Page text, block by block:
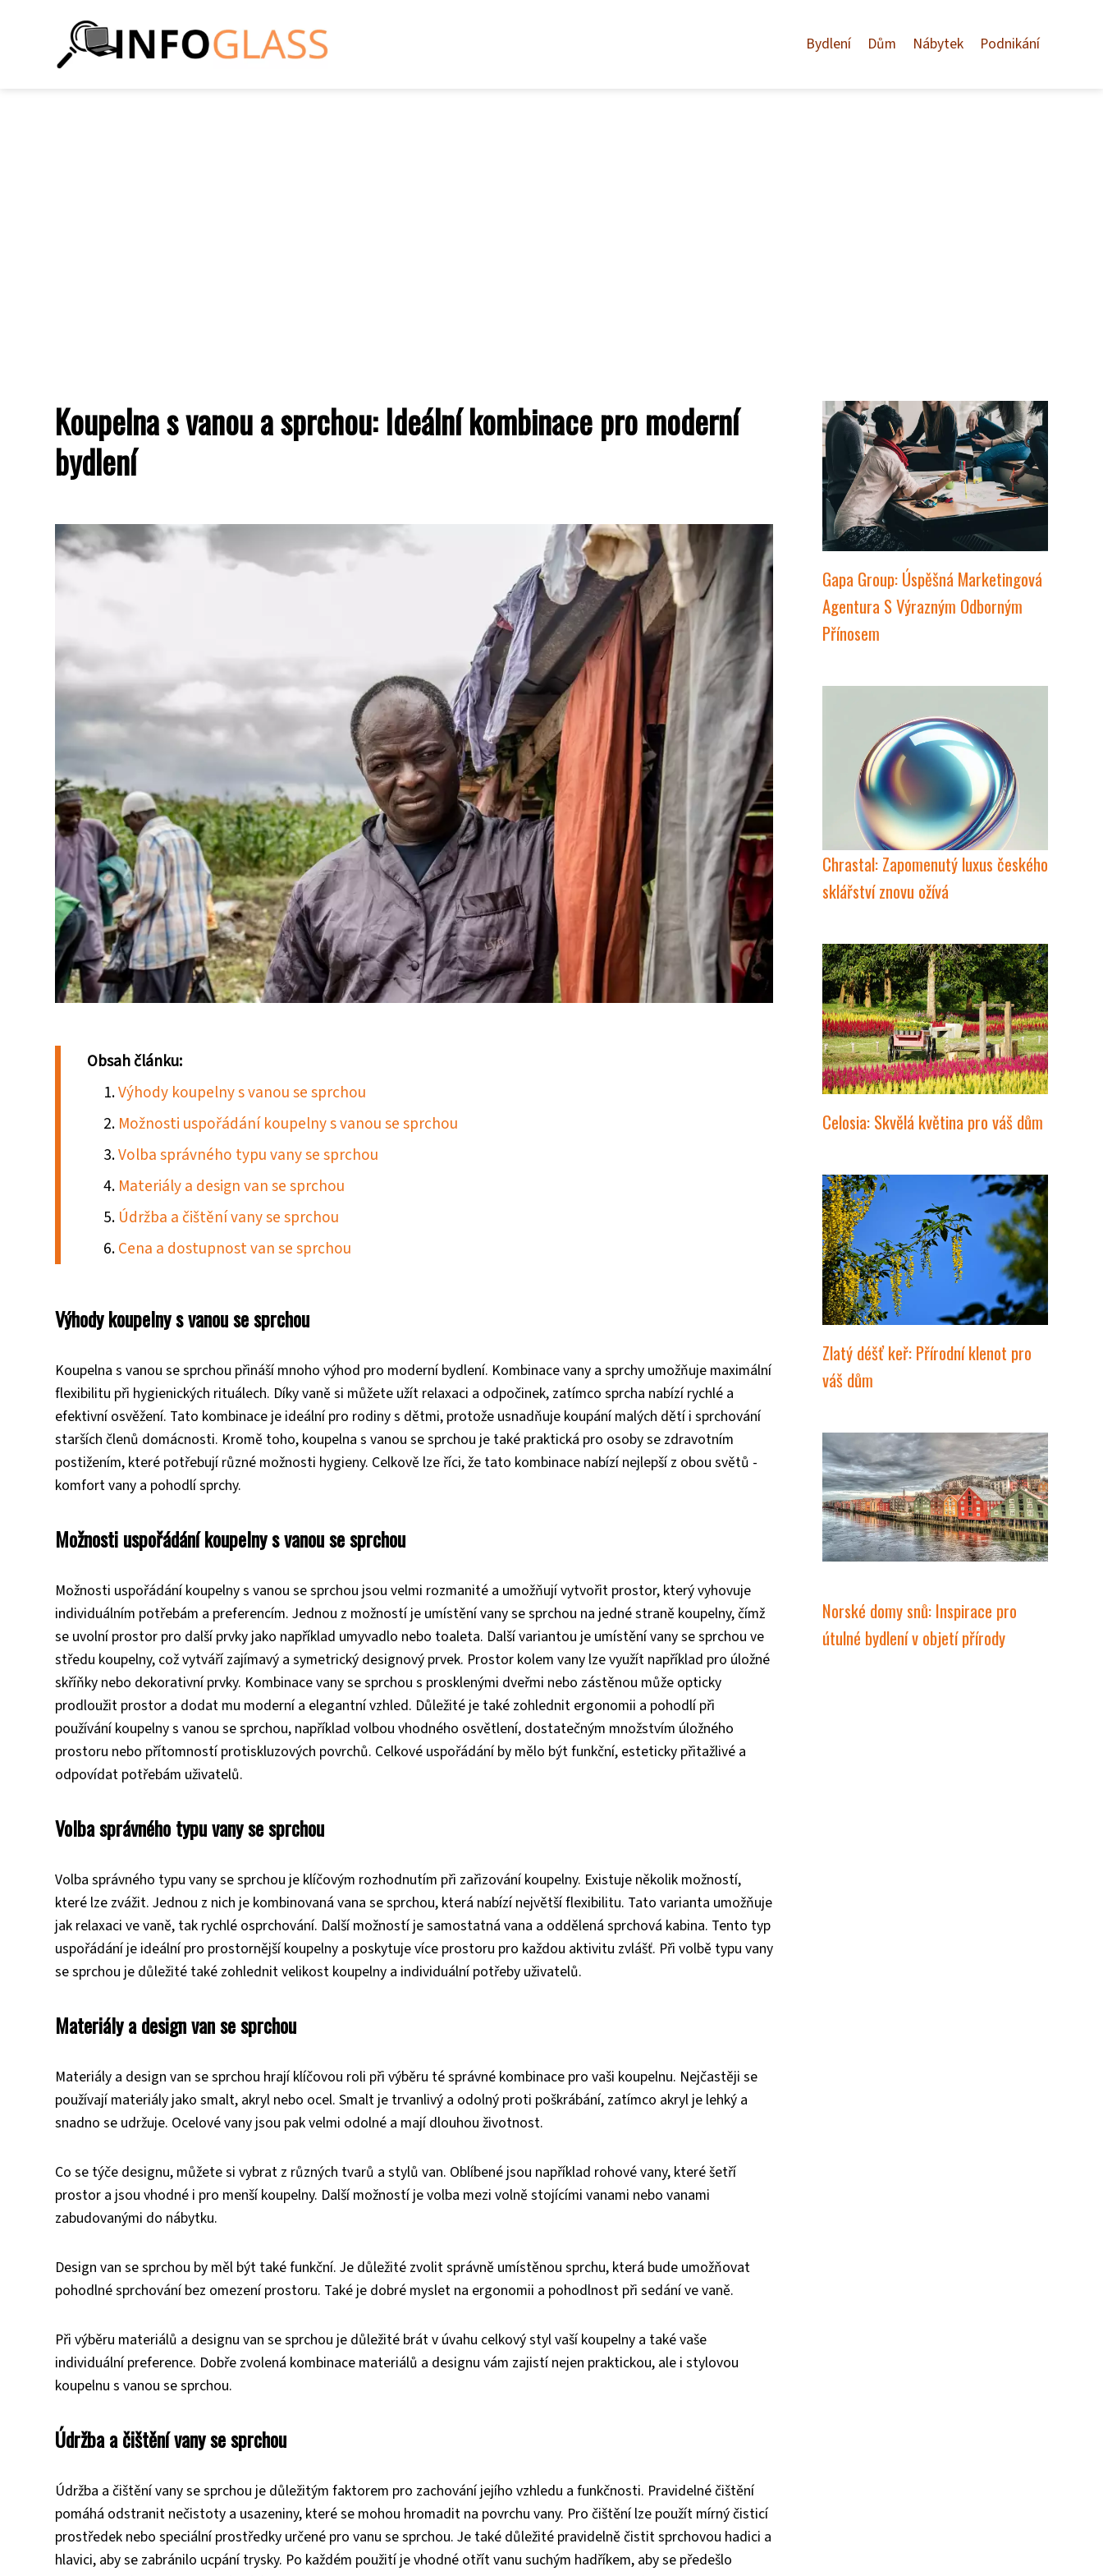
Bydlení Dům Nábytek Podnikání
Koupelna s vanou a sprchou: Ideální kombinace pro moderní
bydlení
Obsah článku:
Výhody koupelny s vanou se sprchou
Možnosti uspořádání koupelny s vanou se sprchou
Volba správného typu vany se sprchou
Materiály a design van se sprchou
Údržba a čištění vany se sprchou
Cena a dostupnost van se sprchou
Výhody koupelny s vanou se sprchou
Koupelna s vanou se sprchou přináší mnoho výhod pro moderní bydlení. Kombinace vany a sprchy umožňuje maximální
flexibilitu při hygienických rituálech. Díky vaně si můžete užít relaxaci a odpočinek, zatímco sprcha nabízí rychlé a
efektivní osvěžení. Tato kombinace je ideální pro rodiny s dětmi, protože usnadňuje koupání malých dětí i sprchování
starších členů domácnosti. Kromě toho, koupelna s vanou se sprchou je také praktická pro osoby se zdravotním
postižením, které potřebují různé možnosti hygieny. Celkově lze říci, že tato kombinace nabízí nejlepší z obou světů -
komfort vany a pohodlí sprchy.
Možnosti uspořádání koupelny s vanou se sprchou
Možnosti uspořádání koupelny s vanou se sprchou jsou velmi rozmanité a umožňují vytvořit prostor, který vyhovuje
individuálním potřebám a preferencím. Jednou z možností je umístění vany se sprchou na jedné straně koupelny, čímž
se uvolní prostor pro další prvky jako například umyvadlo nebo toaleta. Další variantou je umístění vany se sprchou ve
středu koupelny, což vytváří zajímavý a symetrický designový prvek. Prostor kolem vany lze využít například pro úložné
skříňky nebo dekorativní prvky. Kombinace vany se sprchou s prosklenými dveřmi nebo zástěnou může opticky
prodloužit prostor a dodat mu moderní a elegantní vzhled. Důležité je také zohlednit ergonomii a pohodlí při
používání koupelny s vanou se sprchou, například volbou vhodného osvětlení, dostatečným množstvím úložného
prostoru nebo přítomností protiskluzových povrchů. Celkové uspořádání by mělo být funkční, esteticky přitažlivé a
odpovídat potřebám uživatelů.
Volba správného typu vany se sprchou
Volba správného typu vany se sprchou je klíčovým rozhodnutím při zařizování koupelny. Existuje několik možností,
které lze zvážit. Jednou z nich je kombinovaná vana se sprchou, která nabízí největší flexibilitu. Tato varianta umožňuje
jak relaxaci ve vaně, tak rychlé osprchování. Další možností je samostatná vana a oddělená sprchová kabina. Tento typ
uspořádání je ideální pro prostornější koupelny a poskytuje více prostoru pro každou aktivitu zvlášť. Při volbě typu vany
se sprchou je důležité také zohlednit velikost koupelny a individuální potřeby uživatelů.
Materiály a design van se sprchou
Materiály a design van se sprchou hrají klíčovou roli při výběru té správné kombinace pro vaši koupelnu. Nejčastěji se
používají materiály jako smalt, akryl nebo ocel. Smalt je trvanlivý a odolný proti poškrábání, zatímco akryl je lehký a
snadno se udržuje. Ocelové vany jsou pak velmi odolné a mají dlouhou životnost.
Co se týče designu, můžete si vybrat z různých tvarů a stylů van. Oblíbené jsou například rohové vany, které šetří
prostor a jsou vhodné i pro menší koupelny. Další možností je volba mezi volně stojícími vanami nebo vanami
zabudovanými do nábytku.
Design van se sprchou by měl být také funkční. Je důležité zvolit správně umístěnou sprchu, která bude umožňovat
pohodlné sprchování bez omezení prostoru. Také je dobré myslet na ergonomii a pohodlnost při sedání ve vaně.
Při výběru materiálů a designu van se sprchou je důležité brát v úvahu celkový styl vaší koupelny a také vaše
individuální preference. Dobře zvolená kombinace materiálů a designu vám zajistí nejen praktickou, ale i stylovou
koupelnu s vanou se sprchou.
Údržba a čištění vany se sprchou
Údržba a čištění vany se sprchou je důležitým faktorem pro zachování jejího vzhledu a funkčnosti. Pravidelné čištění
pomáhá odstranit nečistoty a usazeniny, které se mohou hromadit na povrchu vany. Pro čištění lze použít mírný čisticí
prostředek nebo speciální prostředky určené pro vanu se sprchou. Je také důležité pravidelně čistit sprchovou hadici a
hlavici, aby se zabránilo ucpání trysky. Po každém použití je vhodné otřít vanu suchým hadříkem, aby se předešlo
Gapa Group: Úspěšná Marketingová
Agentura S Výrazným Odborným
Přínosem
Chrastal: Zapomenutý luxus českého
sklářství znovu ožívá
Celosia: Skvělá květina pro váš dům
Zlatý déšť keř: Přírodní klenot pro
váš dům
Norské domy snů: Inspirace pro
útulné bydlení v objetí přírody